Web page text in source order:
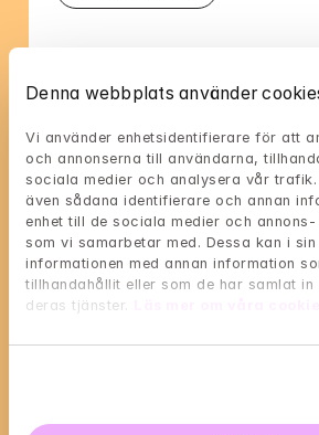
Denna webbplats använder
Vi använder enhetsidentifierare för att
och annonserna till användarna,
sociala medier och analysera vår
även sådana identifierare och annan
enhet till de sociala medier och
som vi samarbetar med. Dessa kan i
informationen med annan information
tillhandahållit eller som de har samlat
deras tjänster.
Svenska
Lindas tillgänglighet
Välj en tid som passar dig, och